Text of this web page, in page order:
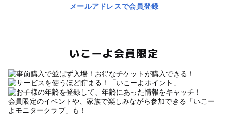
メールアドレスで会員登録
いこーよ会員限定
会員限定のイベントや、家族で楽しみながら参加できる「いこー
よモニタークラブ」も！